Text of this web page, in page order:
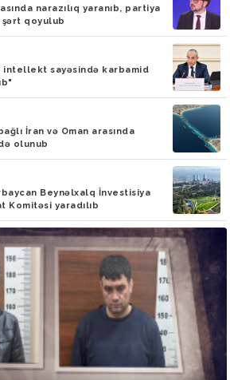
narazılıq yaranıb, partiya
şərt qoyulub
intellekt sayəsində karbamid
İran və Oman arasında
olunub
Beynəlxalq İnvestisiya
Komitəsi yaradılıb